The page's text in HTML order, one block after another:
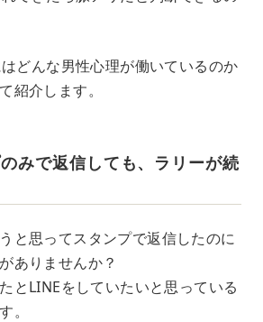
どんな男性心理が働いているのか
紹介します。
のみで返信しても、ラリーが続
と思ってスタンプで返信したのに
ありませんか？
とLINEをしていたいと思っている
。